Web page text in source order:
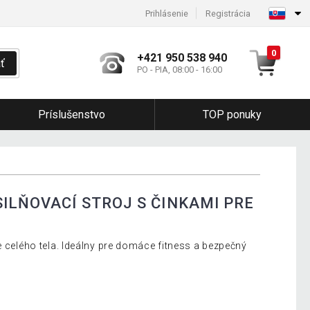
Prihlásenie Registrácia
+421 950 538 940
PO - PIA, 08:00 - 16:00
0
Príslušenstvo TOP ponuky
STROJ S ČINKAMI PRE
tela. Ideálny pre domáce fitness a bezpečný